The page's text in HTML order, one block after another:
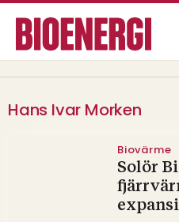
Hans Ivar Morken
Biovärme
Solör